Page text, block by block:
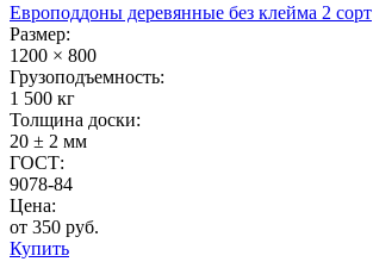
Европоддоны деревянные без клейма 2 сорт
Размер:
1200 × 800
Грузоподъемность:
1 500 кг
Толщина доски:
20 ± 2 мм
ГОСТ:
9078-84
Цена:
от 350 руб.
Купить